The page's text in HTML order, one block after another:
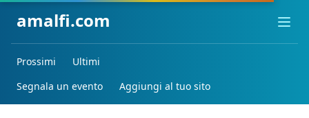
amalfi.com
Prossimi
Ultimi
Segnala un evento
Aggiungi al tuo sito